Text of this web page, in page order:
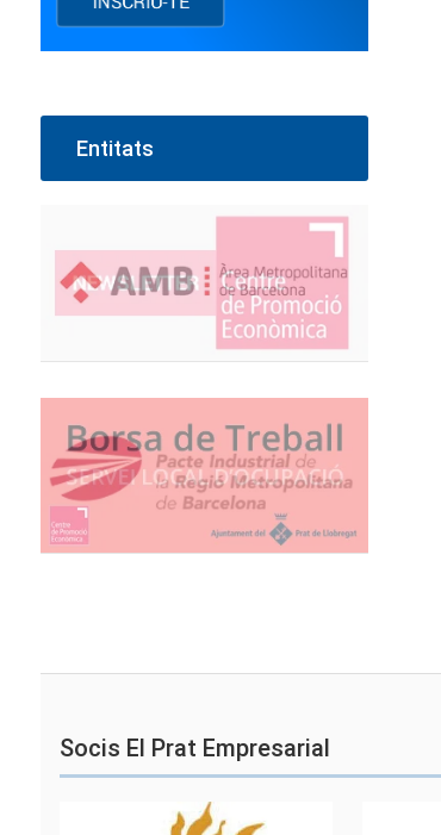
Entitats
Socis El Prat Empresarial